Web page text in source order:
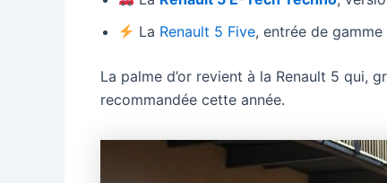
La Renault 5 Five, entrée de
La palme d’or revient à la Renault 5 qui,
recommandée cette année.